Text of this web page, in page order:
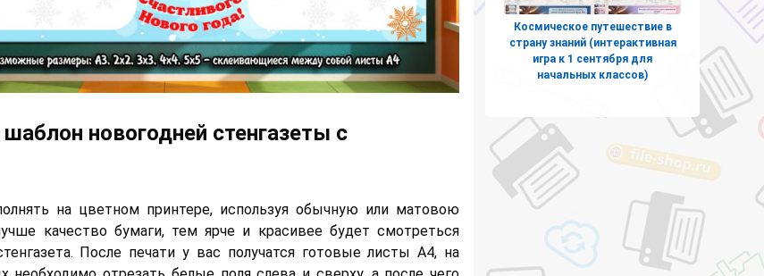
новогодней стенгазеты с
на цветном принтере, используя обычную или матовою
качество бумаги, тем ярче и красивее будет смотреться
После печати у вас получатся готовые листы А4, на
Космическое путешествие в
страну знаний (интерактивная
игра к 1 сентября для
начальных классов)